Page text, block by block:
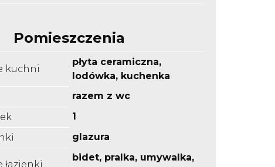
Pomieszczenia
kuchni
płyta ceramiczna,
lodówka, kuchenka
razem z wc
1
glazura
łazienki
bidet, pralka, umywalka,